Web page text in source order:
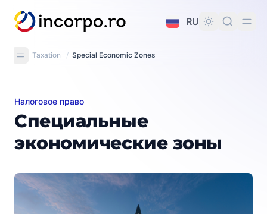
контенту
RU
Taxation / Special Economic Zones
Специальные экономические зоны
Налоговое право
Специальные
экономические зоны